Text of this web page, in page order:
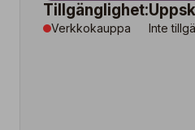
Tillgänglighet:
Verkkokauppa Inte